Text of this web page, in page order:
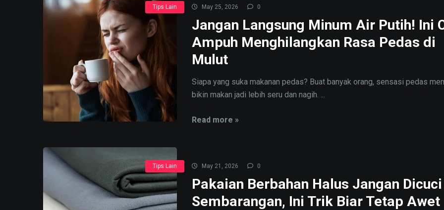
Tips Lain May 25, 2026 0
Jangan Langsung Minum Air Putih! Ini
Ampuh Menghilangkan Rasa Pedas di
Mulut
Siapa yang suka makanan pedas? Buat banyak orang, sensasi pedas
bikin makan jadi lebih seru dan nagih. ...
Read more »
Tips Lain May 21, 2026 0
Pakaian Berbahan Halus Jangan Dicuci
Sembarangan, Ini Trik Biar Tetap Awet